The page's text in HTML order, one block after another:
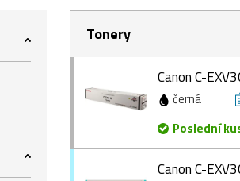
Tonery
Canon C-
černá
Poslední
Canon C-